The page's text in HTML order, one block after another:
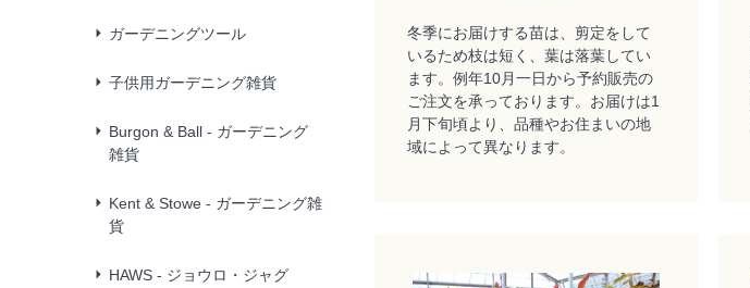
ガーデニングツール
子供用ガーデニング雑貨
Burgon & Ball - ガーデニング
雑貨
Kent & Stowe - ガーデニング雑
貨
HAWS - ジョウロ・ジャグ
冬季にお届けする苗は、剪定をして
いるため枝は短く、葉は落葉してい
ます。例年10月一日から予約販売の
ご注文を承っております。お届けは1
月下旬頃より、品種やお住まいの地
域によって異なります。